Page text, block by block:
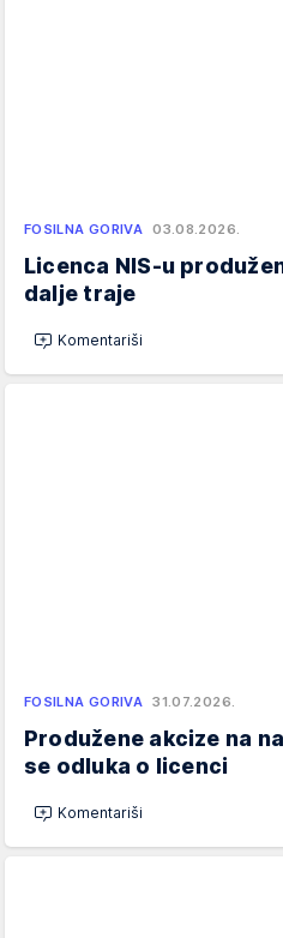
FOSILNA GORIVA 03.08.2026.
Licenca NIS-u
dalje traje
Komentariši
FOSILNA GORIVA 31.07.2026.
Produžene akcize na
se odluka o licenci
Komentariši